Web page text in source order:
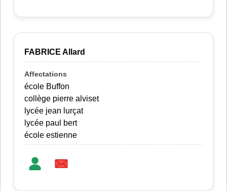
FABRICE Allard
école Buffon
collège pierre alviset
lycée jean lurçat
lycée paul bert
école estienne